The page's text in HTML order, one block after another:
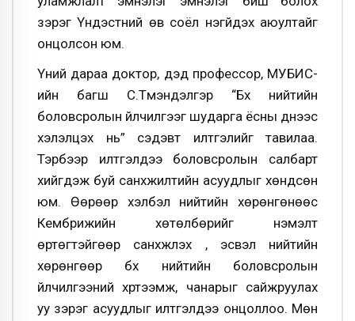
зэрэг Үндэстний өв соёл үнэгүйдэх аюултайг
онцолсон юм.
Үүний дараа доктор, дэд профессор, МУБИС-
ийн багш С.Түмэндэлгэр “Бүх нийтийн
боловсролын үйлчилгээг шударга ёсны үүднээс
хэлэлцэх нь” сэдэвт илтгэлийг тавилаа.
Тэрбээр илтгэлдээ боловсролын салбарт
хийгдэж буй санхүүжилтийн асуудлыг хөндсөн
юм. Өөрөөр хэлбэл нийтийн хөрөнгөнөөс
Кембрижийн хөтөлбөрийг нэмэлт
өртөгтэйгөөр санхүүжүүлэх үү, эсвэл нийтийн
хөрөнгөөр бүх нийтийн боловсролын
үйлчилгээний хүртээмж, чанарыг сайжруулах
уу зэрэг асуудлыг илтгэлдээ онцоллоо. Мөн